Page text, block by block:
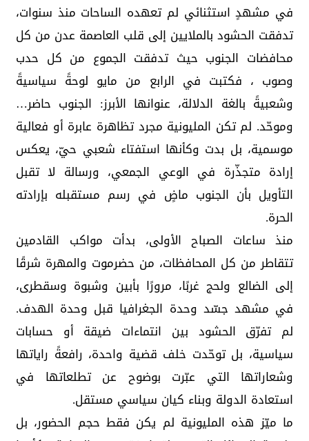
في مشهدٍ استثنائي لم تعهده الساحات منذ سنوات،
تدفقت الحشود بالملايين إلى قلب العاصمة عدن من كل
محافضات الجنوب حيث تدفقت الجموع من كل حدب
وصوب ، فكتبت في الرابع من مايو لوحةً سياسيةً
وشعبيةً بالغة الدلالة، عنوانها الأبرز: الجنوب حاضر…
وموحّد. لم تكن المليونية مجرد تظاهرة عابرة أو فعالية
موسمية، بل بدت وكأنها استفتاء شعبي حيّ، يعكس
إرادة متجذّرة في الوعي الجمعي، ورسالة لا تقبل
التأويل بأن الجنوب ماضٍ في رسم مستقبله بإرادته
الحرة.
منذ ساعات الصباح الأولى، بدأت مواكب القادمين
تتقاطر من كل المحافظات، من حضرموت والمهرة شرقًا
إلى الضالع ولحج غربًا، مرورًا بأبين وشبوة وسقطرى،
في مشهد جسّد وحدة الجغرافيا قبل وحدة الهدف.
لم تفرّق الحشود بين انتماءات ضيقة أو حسابات
سياسية، بل توحّدت خلف قضية واحدة، رافعةً راياتها
وشعاراتها التي عبّرت بوضوح عن تطلعاتها في
استعادة الدولة وبناء كيان سياسي مستقل.
ما ميّز هذه المليونية لم يكن فقط حجم الحضور، بل